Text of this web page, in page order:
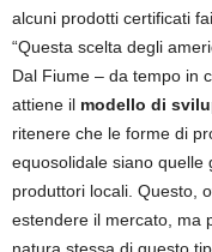
alcuni prodotti certificati
“Questa scelta degli
Dal Fiume – da tempo in
attiene il modello di
ritenere che le forme di
equosolidale siano quelle
produttori locali. Questo,
estendere il mercato, ma
natura stessa di questo